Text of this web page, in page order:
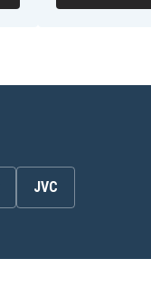
JVC